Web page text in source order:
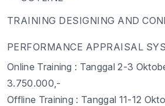
TRAINING DESIGNING AND
PERFORMANCE APPRAISAL
Online Training : Tanggal2-3
3.750.000,-
Offline Training : Tanggal 11-12